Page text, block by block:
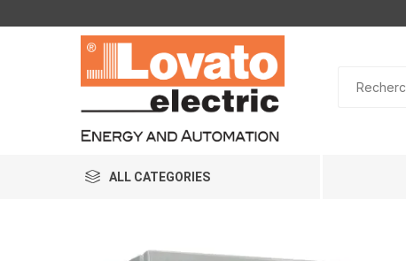
ALL CATEGORIES